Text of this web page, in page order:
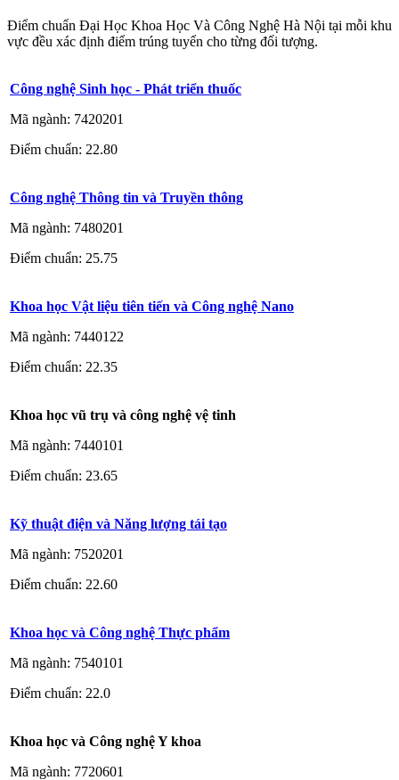
Điểm chuẩn Đại Học Khoa Học Và Công Nghệ Hà Nội tại mỗi khu
vực đều xác định điểm trúng tuyển cho từng đối tượng.
Công nghệ Sinh học - Phát triển thuốc
Mã ngành: 7420201
Điểm chuẩn: 22.80
Công nghệ Thông tin và Truyền thông
Mã ngành: 7480201
Điểm chuẩn: 25.75
Khoa học Vật liệu tiên tiến và Công nghệ Nano
Mã ngành: 7440122
Điểm chuẩn: 22.35
Khoa học vũ trụ và công nghệ vệ tinh
Mã ngành: 7440101
Điểm chuẩn: 23.65
Kỹ thuật điện và Năng lượng tái tạo
Mã ngành: 7520201
Điểm chuẩn: 22.60
Khoa học và Công nghệ Thực phẩm
Mã ngành: 7540101
Điểm chuẩn: 22.0
Khoa học và Công nghệ Y khoa
Mã ngành: 7720601